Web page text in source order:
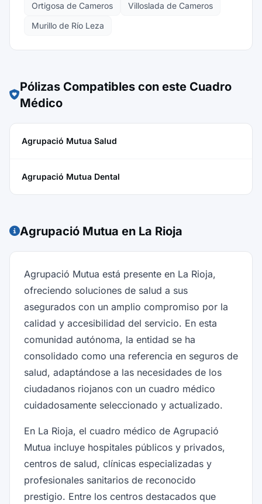
Ortigosa de Cameros
Villoslada de Cameros
Murillo de Río Leza
Pólizas Compatibles con este Cuadro
Médico
Agrupació Mutua Salud
Agrupació Mutua Dental
Agrupació Mutua en La Rioja
Agrupació Mutua está presente en La Rioja,
ofreciendo soluciones de salud a sus
asegurados con un amplio compromiso por la
calidad y accesibilidad del servicio. En esta
comunidad autónoma, la entidad se ha
consolidado como una referencia en seguros de
salud, adaptándose a las necesidades de los
ciudadanos riojanos con un cuadro médico
cuidadosamente seleccionado y actualizado.
En La Rioja, el cuadro médico de Agrupació
Mutua incluye hospitales públicos y privados,
centros de salud, clínicas especializadas y
profesionales sanitarios de reconocido
prestigio. Entre los centros destacados que